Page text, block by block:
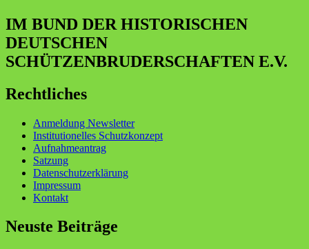
IM BUND DER HISTORISCHEN
DEUTSCHEN
SCHÜTZENBRUDERSCHAFTEN E.V.
Rechtliches
Anmeldung Newsletter
Institutionelles Schutzkonzept
Aufnahmeantrag
Satzung
Datenschutzerklärung
Impressum
Kontakt
Neuste Beiträge